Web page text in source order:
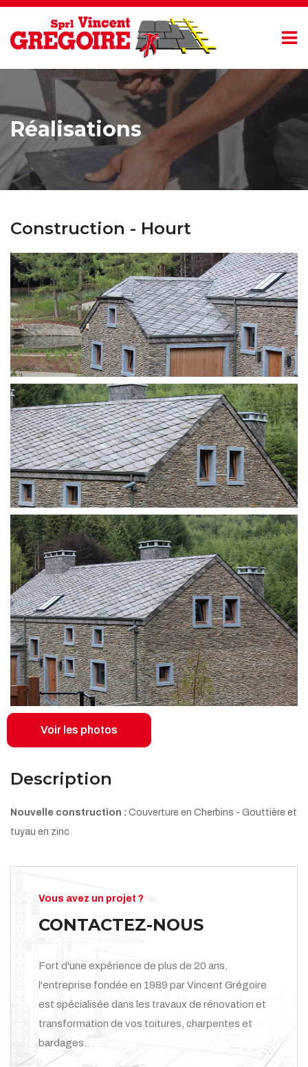
Réalisations
Construction - Hourt
Voir les photos
Description
Nouvelle construction : Couverture en Cherbins - Gouttière et
tuyau en zinc
Vous avez un projet ?
CONTACTEZ-NOUS
Fort d'une expérience de plus de 20 ans,
l'entreprise fondée en 1989 par Vincent Grégoire
est spécialisée dans les travaux de rénovation et
transformation de vos toitures, charpentes et
bardages.